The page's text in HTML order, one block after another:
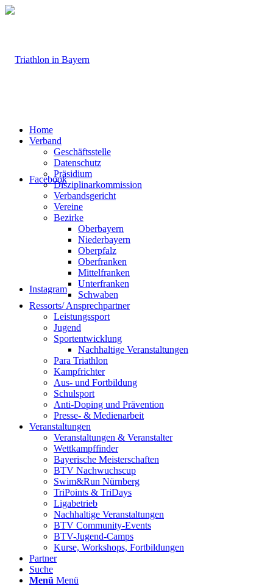
Facebook
Instagram
Home
Verband
Geschäftsstelle
Datenschutz
Präsidium
Disziplinarkommission
Verbandsgericht
Vereine
Bezirke
Oberbayern
Niederbayern
Oberpfalz
Oberfranken
Mittelfranken
Unterfranken
Schwaben
Ressorts/ Ansprechpartner
Leistungssport
Jugend
Sportentwicklung
Nachhaltige Veranstaltungen
Para Triathlon
Kampfrichter
Aus- und Fortbildung
Schulsport
Anti-Doping und Prävention
Presse- & Medienarbeit
Veranstaltungen
Veranstaltungen & Veranstalter
Wettkampffinder
Bayerische Meisterschaften
BTV Nachwuchscup
Swim&Run Nürnberg
TriPoints & TriDays
Ligabetrieb
Nachhaltige Veranstaltungen
BTV Community-Events
BTV-Jugend-Camps
Kurse, Workshops, Fortbildungen
Partner
Suche
Menü Menü